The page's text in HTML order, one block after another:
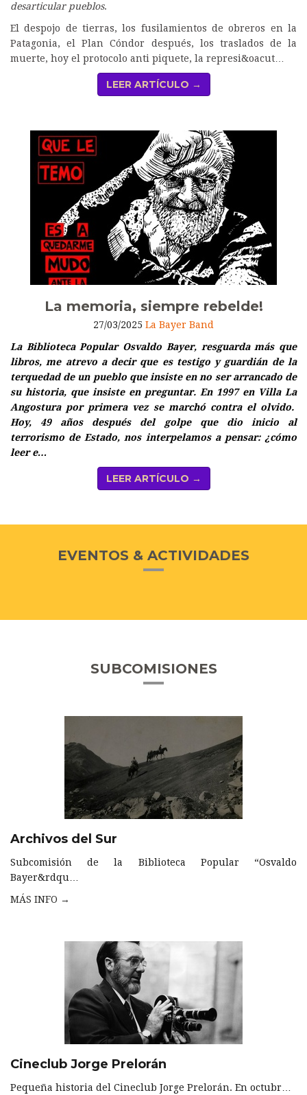
desarticular pueblos.
El despojo de tierras, los fusilamientos de obreros en la
Patagonia, el Plan Cóndor después, los traslados de la
muerte, hoy el protocolo anti piquete, la represi&oacut…
LEER ARTÍCULO →
La memoria, siempre rebelde!
27/03/2025 La Bayer Band
La Biblioteca Popular Osvaldo Bayer, resguarda más que
libros, me atrevo a decir que es testigo y guardián de la
terquedad de un pueblo que insiste en no ser arrancado de
su historia, que insiste en preguntar. En 1997 en Villa La
Angostura por primera vez se marchó contra el olvido.
Hoy, 49 años después del golpe que dio inicio al
terrorismo de Estado, nos interpelamos a pensar: ¿cómo
leer e…
LEER ARTÍCULO →
EVENTOS & ACTIVIDADES
SUBCOMISIONES
Archivos del Sur
Subcomisión de la Biblioteca Popular “Osvaldo
Bayer&rdqu…
MÁS INFO →
Cineclub Jorge Prelorán
Pequeña historia del Cineclub Jorge Prelorán. En octubr…